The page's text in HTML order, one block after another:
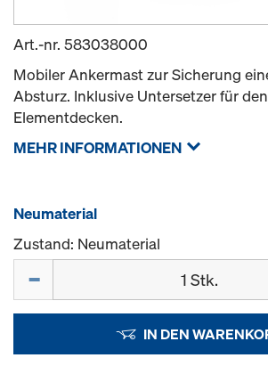
Art.-nr. 583038000
Mobiler Ankermast zur Sicherung
Absturz. Inklusive Untersetzer für
Elementdecken.
MEHR INFORMATIONEN
Neumaterial
Zustand: Neumaterial
IN DEN